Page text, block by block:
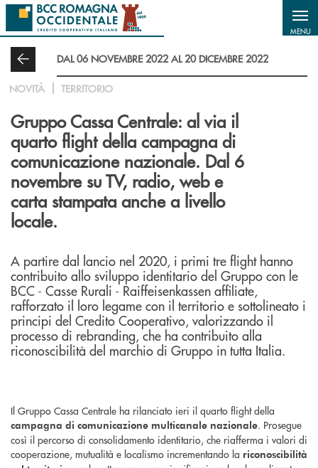
Salta al contenuto principale
MENU
DAL 06 NOVEMBRE 2022 AL 20 DICEMBRE 2022
NOVITÀ TERRITORIO
Gruppo Cassa Centrale: al via il
quarto flight della campagna di
comunicazione nazionale. Dal 6
novembre su TV, radio, web e
carta stampata anche a livello
locale.
A partire dal lancio nel 2020, i primi tre flight hanno
contribuito allo sviluppo identitario del Gruppo con le
BCC - Casse Rurali - Raiffeisenkassen affiliate,
rafforzato il loro legame con il territorio e sottolineato i
principi del Credito Cooperativo, valorizzando il
processo di rebranding, che ha contribuito alla
riconoscibilità del marchio di Gruppo in tutta Italia.
Il Gruppo Cassa Centrale ha rilanciato ieri il quarto flight della
campagna di comunicazione multicanale nazionale. Prosegue
così il percorso di consolidamento identitario, che riafferma i valori di
cooperazione, mutualità e localismo incrementando la riconoscibilità